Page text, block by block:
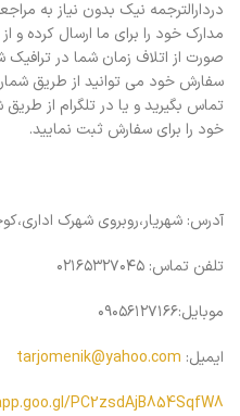
دردارالترجمه نیک بدون نیاز به
مدارک خود را برای ما ارسال کرده و
صورت از اتلاف زمان شما در
خود را برای سفارش ثبت نمایید.
آدرس: شهریار،روبروی شهرک اداری،کوچه
تلفن تماس: ۰۲۱۶۵۳۲۷۰۴۵
موبایل:۰۹۰۵۶۱۲۷۱۶۶
ایمیل: tarjomenik@yahoo.com
PC2zsdAjB854SqfW8